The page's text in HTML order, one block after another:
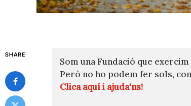
SHARE
Som una Fundació que
Però no ho podem fer sols,
Clica aquí i ajuda'ns!